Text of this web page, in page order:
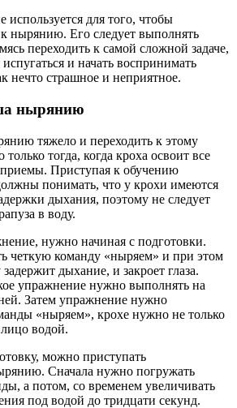
для того, чтобы
нырянию. Его следует выполнять
переходить к самой сложной задаче,
и начать воспринимать
нечто страшное и неприятное.
нырянию
тяжело и переходить к этому
тогда, когда кроха освоит все
Приступая к обучению
понимать, что у крохи имеются
дыхания, поэтому не следует
в воду.
нужно начиная с подготовки.
четкую команду «ныряем» и при этом
дыхание, и закроет глаза.
упражнение нужно выполнять на
Затем упражнение нужно
«ныряем», крохе нужно не только
водой.
можно приступать
Сначала нужно погружать
а потом, со временем увеличивать
под водой до тридцати секунд.